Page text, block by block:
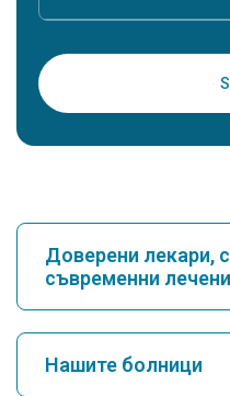
Доверени лекари,
съвременни
Намери болница
Нашите болници